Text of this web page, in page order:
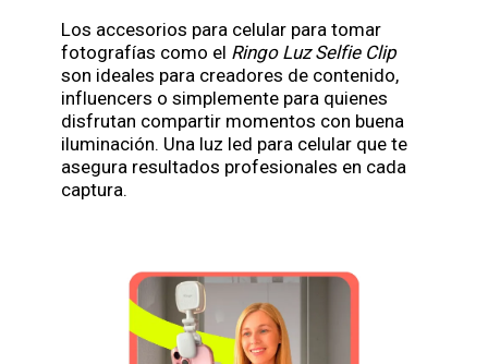
Los accesorios para celular para tomar
fotografías como el Ringo Luz Selfie Clip
son ideales para creadores de contenido,
influencers o simplemente para quienes
disfrutan compartir momentos con buena
iluminación. Una luz led para celular que te
asegura resultados profesionales en cada
captura.